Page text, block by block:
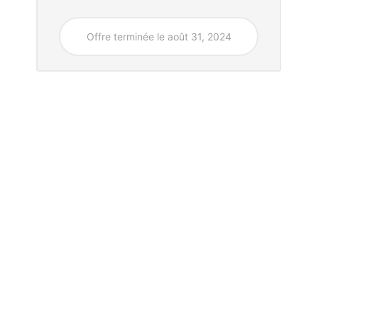
Offre terminée le août 31, 2024